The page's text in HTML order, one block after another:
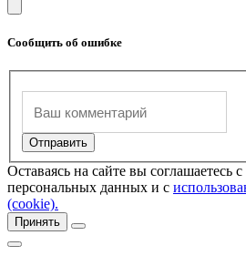
Сообщить об ошибке
Оставаясь на сайте вы соглашаетесь
персональных данных и с
(cookie).
Принять